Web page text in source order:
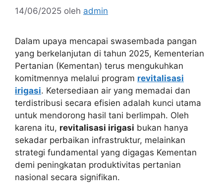
14/06/2025 oleh admin
Dalam upaya mencapai swasembada pangan
yang berkelanjutan di tahun 2025, Kementerian
Pertanian (Kementan) terus mengukuhkan
komitmennya melalui program revitalisasi
irigasi. Ketersediaan air yang memadai dan
terdistribusi secara efisien adalah kunci utama
untuk mendorong hasil tani berlimpah. Oleh
karena itu, revitalisasi irigasi bukan hanya
sekadar perbaikan infrastruktur, melainkan
strategi fundamental yang digagas Kementan
demi peningkatan produktivitas pertanian
nasional secara signifikan.